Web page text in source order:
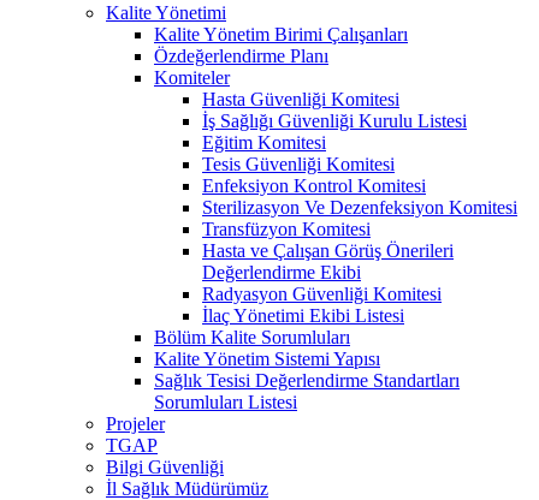
Kalite Yönetimi
Kalite Yönetim Birimi Çalışanları
Özdeğerlendirme Planı
Komiteler
Hasta Güvenliği Komitesi
İş Sağlığı Güvenliği Kurulu Listesi
Eğitim Komitesi
Tesis Güvenliği Komitesi
Enfeksiyon Kontrol Komitesi
Sterilizasyon Ve Dezenfeksiyon Komitesi
Transfüzyon Komitesi
Hasta ve Çalışan Görüş Önerileri
Değerlendirme Ekibi
Radyasyon Güvenliği Komitesi
İlaç Yönetimi Ekibi Listesi
Bölüm Kalite Sorumluları
Kalite Yönetim Sistemi Yapısı
Sağlık Tesisi Değerlendirme Standartları
Sorumluları Listesi
Projeler
TGAP
Bilgi Güvenliği
İl Sağlık Müdürümüz